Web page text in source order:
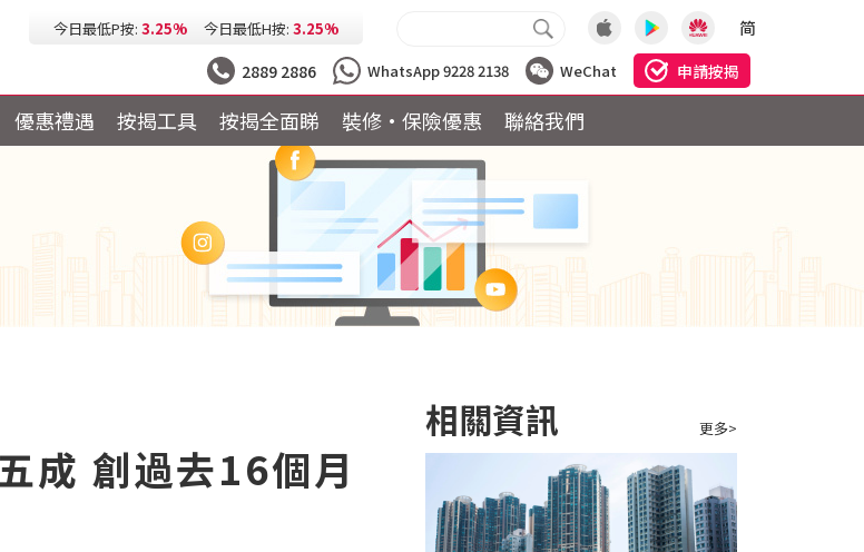
今日最低按息:2.73% 一個月HIBOR:2.63%
今日最低H按: 3.25%
简
2889 2886 WhatsApp 9228 2138 WeChat 申請按揭
優惠禮遇 按揭工具 按揭全面睇 裝修·保險優惠 聯絡我們
成 創過去16個月
相關資訊 更多>